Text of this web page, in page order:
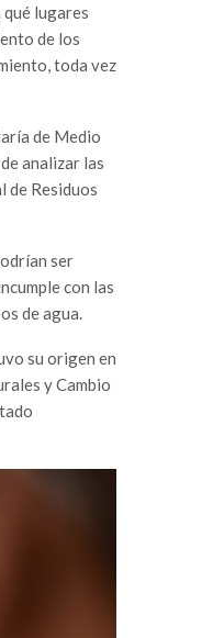
lugares
de los
toda vez
de Medio
analizar las
de Residuos
ser
con las
de agua.
su origen en
y Cambio